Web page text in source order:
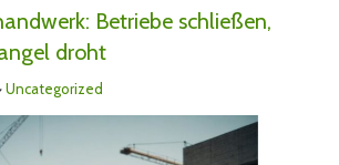
Betriebe schließen,
droht
Uncategorized